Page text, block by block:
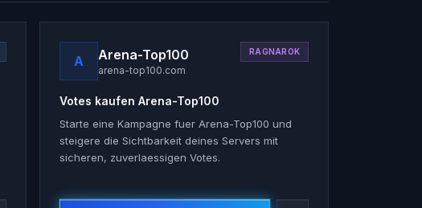
A Arena-Top100
arena-top100.com
RAGNAROK
Votes kaufen Arena-Top100
Starte eine Kampagne fuer Arena-Top100 und
steigere die Sichtbarkeit deines Servers mit
sicheren, zuverlaessigen Votes.